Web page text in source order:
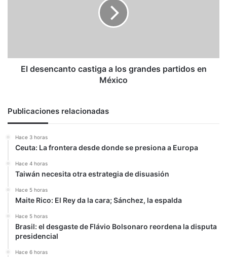
México
El desencanto castiga a los grandes partidos en
México
Publicaciones relacionadas
Hace 3 horas
Ceuta: La frontera desde donde se presiona a Europa
Hace 4 horas
Taiwán necesita otra estrategia de disuasión
Hace 5 horas
Maite Rico: El Rey da la cara; Sánchez, la espalda
Hace 5 horas
Brasil: el desgaste de Flávio Bolsonaro reordena la disputa
presidencial
Hace 6 horas